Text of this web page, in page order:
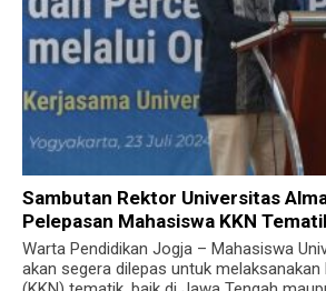
Sambutan Rektor Universitas
Pelepasan Mahasiswa KKN
Warta Pendidikan Jogja – Mahasiswa
akan segera dilepas untuk melaksanakan